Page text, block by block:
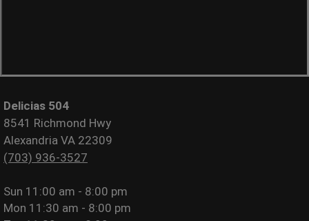
Delicias 504
8541 Richmond Hwy
Alexandria VA 22309
(703) 936-3527
Sun 11:00 am - 8:00 pm
Mon 11:30 am - 8:00 pm